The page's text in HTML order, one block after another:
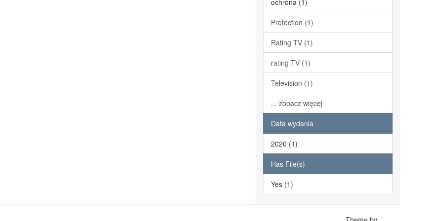
ochrona (1)
Protection (1)
Rating TV (1)
rating TV (1)
Television (1)
... zobacz więcej
Data wydania
2020 (1)
Has File(s)
Yes (1)